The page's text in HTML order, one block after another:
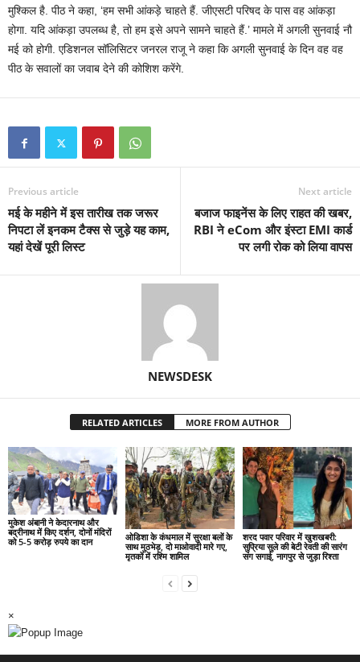
मुश्किल है. पीठ ने कहा, ‘हम सभी आंकड़े चाहते हैं. जीएसटी परिषद के पास वह आंकड़ा
होगा. यदि आंकड़ा उपलब्ध है, तो हम इसे अपने सामने चाहते हैं.’ मामले में अगली सुनवाई नौ
मई को होगी. एडिशनल सॉलिसिटर जनरल राजू ने कहा कि अगली सुनवाई के दिन वह वह
पीठ के सवालों का जवाब देने की कोशिश करेंगे.
Previous article
मई के महीने में इस तारीख तक जरूर
निपटा लें इनकम टैक्स से जुड़े यह काम,
यहां देखें पूरी लिस्ट
Next article
बजाज फाइनेंस के लिए राहत की खबर,
RBI ने eCom और इंस्टा EMI कार्ड
पर लगी रोक को लिया वापस
NEWSDESK
RELATED ARTICLES MORE FROM AUTHOR
मुकेश अंबानी ने केदारनाथ और
बद्रीनाथ में किए दर्शन, दोनों मंदिरों
को 5-5 करोड़ रुपये का दान
ओडिशा के कंधमाल में सुरक्षा बलों के
साथ मुठभेड़, दो माओवादी मारे गए,
मृतकों में रश्मि शामिल
शरद पवार परिवार में खुशखबरी:
सुप्रिया सुले की बेटी रेवती की सारंग
संग सगाई, नागपुर से जुड़ा रिश्ता
×